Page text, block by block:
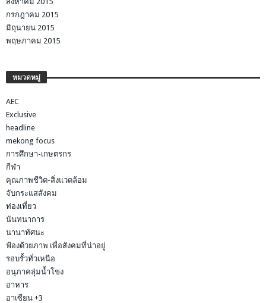
กรกฎาคม 2015
มิถุนายน 2015
พฤษภาคม 2015
หมวดหมู่
AEC
Exclusive
headline
mekong focus
การศึกษา-เกษตรกร
กีฬา
คุณภาพชีวิต-สิ่งแวดล้อม
จับกระแสสังคม
ท่องเที่ยว
นันทนาการ
นานาทัศนะ
ฟ้องด้วยภาพ เพื่อสังคมที่น่าอยู่
รอบรั้วทั่วเหนือ
อนุภาคลุ่มน้ำโขง
อาหาร
อาเซียน +3